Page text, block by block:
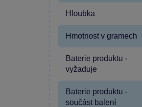
Hloubka
Hmotnost v gramech
Baterie produktu -
vyžaduje
Baterie produktu -
součást balení